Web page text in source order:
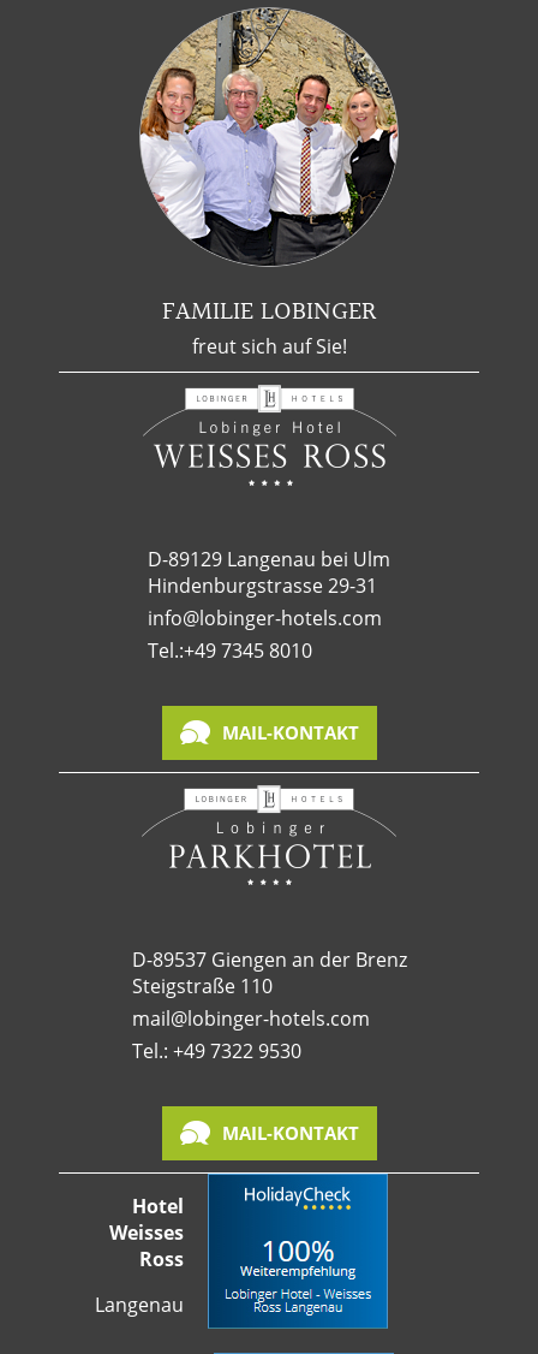
FAMILIE LOBINGER
freut sich auf Sie!
D-89129 Langenau bei Ulm
Hindenburgstrasse 29-31
info@lobinger-hotels.com
Tel.:+49 7345 8010
MAIL-KONTAKT
D-89537 Giengen an der Brenz
Steigstraße 110
mail@lobinger-hotels.com
Tel.: +49 7322 9530
MAIL-KONTAKT
Hotel
Weisses
Ross
Langenau